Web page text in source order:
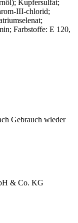
Kupfersulfat;
III-chlorid;
Farbstoffe: E 120,
Gebrauch wieder
& Co. KG